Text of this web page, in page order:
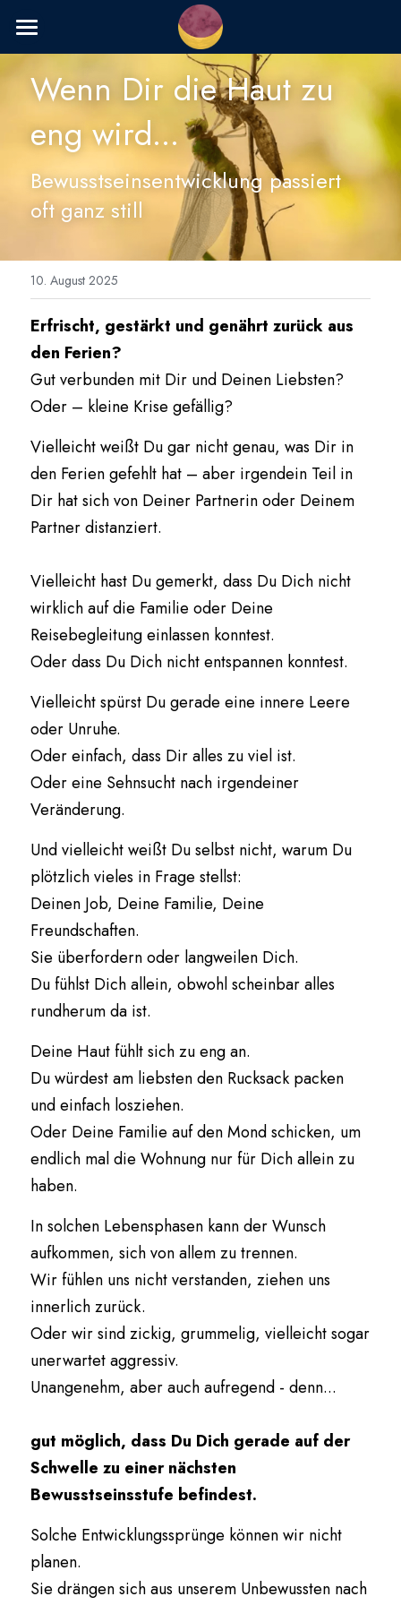
Startseite
Angebot
Über mich
Blog
Podcast
Wenn Dir die Haut zu
eng wird...
Bewusstseinsentwicklung passiert
oft ganz still
10. August 2025
Erfrischt, gestärkt und genährt zurück aus
den Ferien?
Gut verbunden mit Dir und Deinen Liebsten?
Oder – kleine Krise gefällig?
Vielleicht weißt Du gar nicht genau, was Dir in
den Ferien gefehlt hat – aber irgendein Teil in
Dir hat sich von Deiner Partnerin oder Deinem
Partner distanziert.
Vielleicht hast Du gemerkt, dass Du Dich nicht
wirklich auf die Familie oder Deine
Reisebegleitung einlassen konntest.
Oder dass Du Dich nicht entspannen konntest.
Vielleicht spürst Du gerade eine innere Leere
oder Unruhe.
Oder einfach, dass Dir alles zu viel ist.
Oder eine Sehnsucht nach irgendeiner
Veränderung.
Und vielleicht weißt Du selbst nicht, warum Du
plötzlich vieles in Frage stellst:
Deinen Job, Deine Familie, Deine
Freundschaften.
Sie überfordern oder langweilen Dich.
Du fühlst Dich allein, obwohl scheinbar alles
rundherum da ist.
Deine Haut fühlt sich zu eng an.
Du würdest am liebsten den Rucksack packen
und einfach losziehen.
Oder Deine Familie auf den Mond schicken, um
endlich mal die Wohnung nur für Dich allein zu
haben.
In solchen Lebensphasen kann der Wunsch
aufkommen, sich von allem zu trennen.
Wir fühlen uns nicht verstanden, ziehen uns
innerlich zurück.
Oder wir sind zickig, grummelig, vielleicht sogar
unerwartet aggressiv.
Unangenehm, aber auch aufregend - denn...
gut möglich, dass Du Dich gerade auf der
Schwelle zu einer nächsten
Bewusstseinsstufe befindest.
Solche Entwicklungssprünge können wir nicht
planen.
Sie drängen sich aus unserem Unbewussten nach